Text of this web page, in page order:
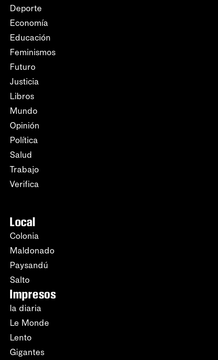
Deporte
Economía
Educación
Feminismos
Futuro
Justicia
Libros
Mundo
Opinión
Política
Salud
Trabajo
Verifica
Local
Colonia
Maldonado
Paysandú
Salto
Impresos
la diaria
Le Monde
Lento
Gigantes